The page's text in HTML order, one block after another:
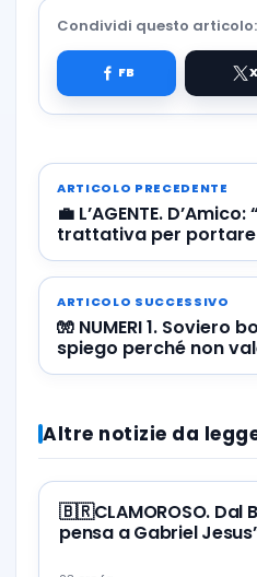
Condividi questo articolo:
ARTICOLO PRECEDENTE
💼 L’AGENTE.
trattativa per portare
Fabian alla Juve”
ARTICOLO SUCCESSIVO
🧤 NUMERI 1. Soviero
spiego perché non
chiede…”
Altre notizie da
🇧🇷CLAMOROSO. Dal
pensa a Gabriel